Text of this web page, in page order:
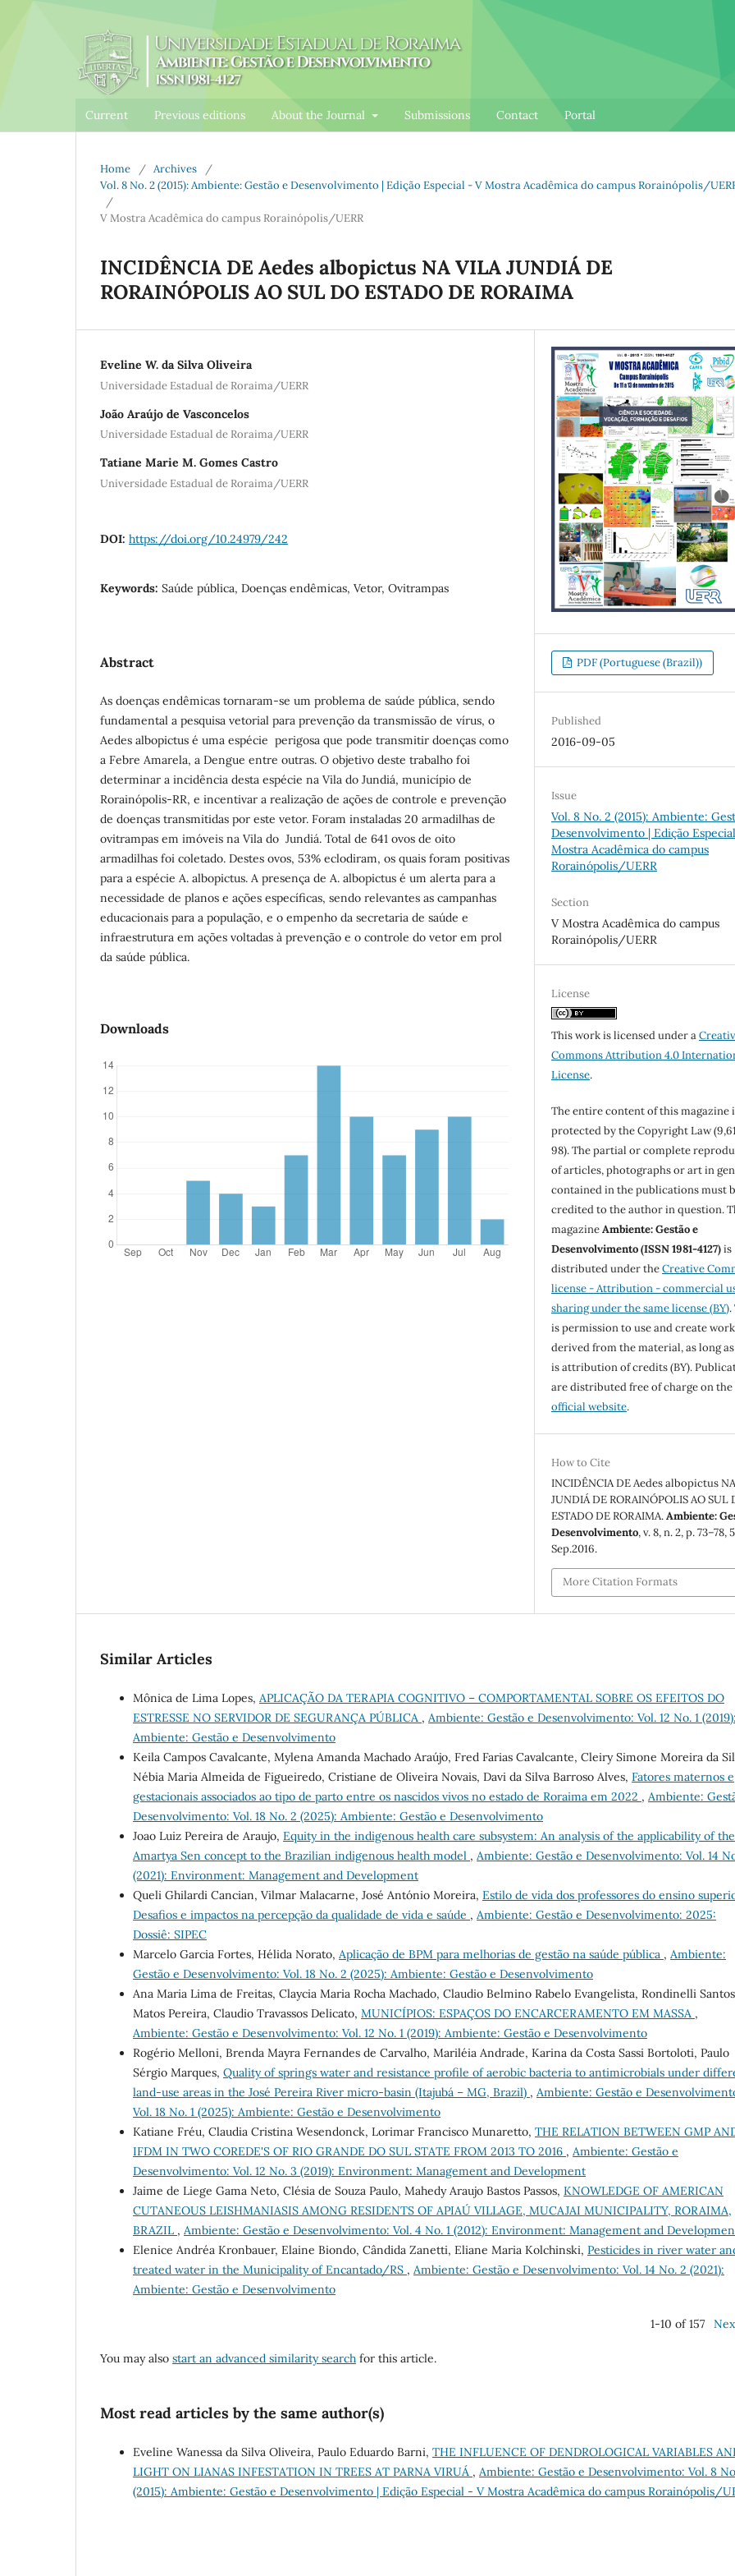
Current Previous editions About the Journal Submissions Contact Portal
Home / Archives
/
Vol. 8 No. 2 (2015): Ambiente: Gestão e Desenvolvimento | Edição Especial - V Mostra Acadêmica do campus Rorainópolis/
/
V Mostra Acadêmica do campus Rorainópolis/UERR
INCIDÊNCIA DE Aedes albopictus NA VILA JUNDIÁ DE
RORAINÓPOLIS AO SUL DO ESTADO DE RORAIMA
Eveline W. da Silva Oliveira
Universidade Estadual de Roraima/UERR
João Araújo de Vasconcelos
Universidade Estadual de Roraima/UERR
Tatiane Marie M. Gomes Castro
Universidade Estadual de Roraima/UERR
DOI: https://doi.org/10.24979/242
Keywords: Saúde pública, Doenças endêmicas, Vetor, Ovitrampas
Abstract
As doenças endêmicas tornaram-se um problema de saúde pública, sendo
fundamental a pesquisa vetorial para prevenção da transmissão de vírus, o
Aedes albopictus é uma espécie perigosa que pode transmitir doenças como
a Febre Amarela, a Dengue entre outras. O objetivo deste trabalho foi
determinar a incidência desta espécie na Vila do Jundiá, município de
Rorainópolis-RR, e incentivar a realização de ações de controle e prevenção
de doenças transmitidas por este vetor. Foram instaladas 20 armadilhas de
ovitrampas em imóveis na Vila do Jundiá. Total de 641 ovos de oito
armadilhas foi coletado. Destes ovos, 53% eclodiram, os quais foram positivas
para a espécie A. albopictus. A presença de A. albopictus é um alerta para a
necessidade de planos e ações específicas, sendo relevantes as campanhas
educacionais para a população, e o empenho da secretaria de saúde e
infraestrutura em ações voltadas à prevenção e o controle do vetor em prol
da saúde pública.
Downloads
PDF (Portuguese (Brazil))
Published
2016-09-05
Issue
Vol. 8 No. 2 (2015): Ambiente:
Desenvolvimento | Edição
Mostra Acadêmica do campus
Rorainópolis/UERR
Section
V Mostra Acadêmica do campus
Rorainópolis/UERR
License
This work is licensed under a
Commons Attribution 4.0
License.
The entire content of this magazine
protected by the Copyright Law
98). The partial or complete
of articles, photographs or art in
contained in the publications must
credited to the author in question.
magazineAmbiente: Gestão e
Desenvolvimento (ISSN 1981-4127)is
distributed under theCreative
license - Attribution - commercial
sharing under the same license (BY)
is permission to use and create
derived from the material, as long
is attribution of credits (BY).
are distributed free of charge on the
official website.
How to Cite
INCIDÊNCIA DE Aedes albopictus
JUNDIÁ DE RORAINÓPOLIS AO SUL
ESTADO DE RORAIMA.Ambiente:
Desenvolvimento, v. 8, n. 2, p. 73–78, 5
Sep.2016.
More Citation Formats
Similar Articles
Mônica de Lima Lopes, APLICAÇÃO DA TERAPIA COGNITIVO – COMPORTAMENTAL SOBRE OS EFEITOS DO
ESTRESSE NO SERVIDOR DE SEGURANÇA PÚBLICA , Ambiente: Gestão e Desenvolvimento: Vol. 12 No. 1 (2019):
Ambiente: Gestão e Desenvolvimento
Keila Campos Cavalcante, Mylena Amanda Machado Araújo, Fred Farias Cavalcante, Cleiry Simone Moreira da
Nébia Maria Almeida de Figueiredo, Cristiane de Oliveira Novais, Davi da Silva Barroso Alves, Fatores maternos e
gestacionais associados ao tipo de parto entre os nascidos vivos no estado de Roraima em 2022 , Ambiente:
Desenvolvimento: Vol. 18 No. 2 (2025): Ambiente: Gestão e Desenvolvimento
Joao Luiz Pereira de Araujo, Equity in the indigenous health care subsystem: An analysis of the applicability of the
Amartya Sen concept to the Brazilian indigenous health model , Ambiente: Gestão e Desenvolvimento: Vol. 14
(2021): Environment: Management and Development
Queli Ghilardi Cancian, Vilmar Malacarne, José António Moreira, Estilo de vida dos professores do ensino
Desafios e impactos na percepção da qualidade de vida e saúde , Ambiente: Gestão e Desenvolvimento: 2025:
Dossiê: SIPEC
Marcelo Garcia Fortes, Hélida Norato, Aplicação de BPM para melhorias de gestão na saúde pública , Ambiente:
Gestão e Desenvolvimento: Vol. 18 No. 2 (2025): Ambiente: Gestão e Desenvolvimento
Ana Maria Lima de Freitas, Claycia Maria Rocha Machado, Claudio Belmino Rabelo Evangelista, Rondinelli
Matos Pereira, Claudio Travassos Delicato, MUNICÍPIOS: ESPAÇOS DO ENCARCERAMENTO EM MASSA ,
Ambiente: Gestão e Desenvolvimento: Vol. 12 No. 1 (2019): Ambiente: Gestão e Desenvolvimento
Rogério Melloni, Brenda Mayra Fernandes de Carvalho, Mariléia Andrade, Karina da Costa Sassi Bortoloti, Paulo
Sérgio Marques, Quality of springs water and resistance profile of aerobic bacteria to antimicrobials under
land-use areas in the José Pereira River micro-basin (Itajubá – MG, Brazil) , Ambiente: Gestão e
Vol. 18 No. 1 (2025): Ambiente: Gestão e Desenvolvimento
Katiane Fréu, Claudia Cristina Wesendonck, Lorimar Francisco Munaretto, THE RELATION BETWEEN GMP
IFDM IN TWO COREDE'S OF RIO GRANDE DO SUL STATE FROM 2013 TO 2016 , Ambiente: Gestão e
Desenvolvimento: Vol. 12 No. 3 (2019): Environment: Management and Development
Jaime de Liege Gama Neto, Clésia de Souza Paulo, Mahedy Araujo Bastos Passos, KNOWLEDGE OF AMERICAN
CUTANEOUS LEISHMANIASIS AMONG RESIDENTS OF APIAÚ VILLAGE, MUCAJAI MUNICIPALITY, RORAIMA,
BRAZIL , Ambiente: Gestão e Desenvolvimento: Vol. 4 No. 1 (2012): Environment: Management and
Elenice Andréa Kronbauer, Elaine Biondo, Cândida Zanetti, Eliane Maria Kolchinski, Pesticides in river water
treated water in the Municipality of Encantado/RS , Ambiente: Gestão e Desenvolvimento: Vol. 14 No. 2 (2021):
Ambiente: Gestão e Desenvolvimento
1-10 of 157
You may also start an advanced similarity search for this article.
Most read articles by the same author(s)
Eveline Wanessa da Silva Oliveira, Paulo Eduardo Barni, THE INFLUENCE OF DENDROLOGICAL VARIABLES
LIGHT ON LIANAS INFESTATION IN TREES AT PARNA VIRUÁ , Ambiente: Gestão e Desenvolvimento: Vol. 8
(2015): Ambiente: Gestão e Desenvolvimento | Edição Especial - V Mostra Acadêmica do campus Rorainópolis/